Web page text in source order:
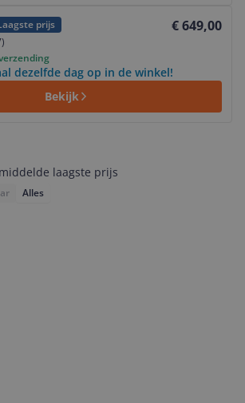
prijs
)
€ 649,00
dezelfde dag op in de winkel!
Bekijk
laagste prijs
Alles